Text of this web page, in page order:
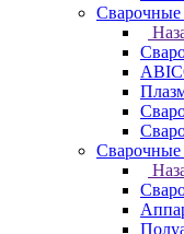
Сварочные